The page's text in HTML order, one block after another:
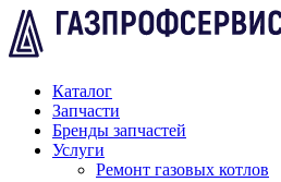
Каталог
Запчасти
Бренды запчастей
Услуги
Ремонт газовых котлов